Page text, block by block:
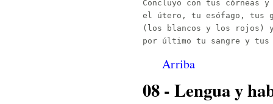
Concluyo con tus córneas
el útero, tu esófago, tus
(los blancos y los rojos)
Arriba
08 - Lengua y